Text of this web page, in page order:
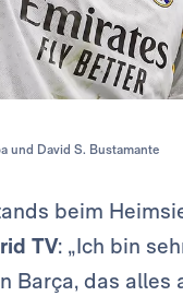
und David S. Bustamante
beim
TV: „Ich bin
Barça, das alles